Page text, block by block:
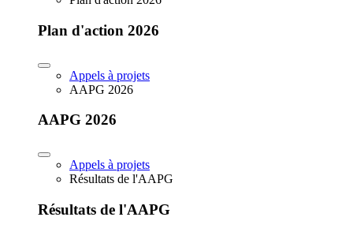
Plan d'action 2026
Appels à projets
AAPG 2026
AAPG 2026
Appels à projets
Résultats de l'AAPG
Résultats de l'AAPG